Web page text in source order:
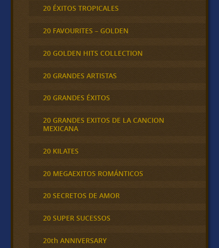
20 ÉXITOS TROPICALES
20 FAVOURITES – GOLDEN
20 GOLDEN HITS COLLECTION
20 GRANDES ARTISTAS
20 GRANDES ÉXITOS
20 GRANDES EXITOS DE LA CANCION
MEXICANA
20 KILATES
20 MEGAEXITOS ROMÁNTICOS
20 SECRETOS DE AMOR
20 SUPER SUCESSOS
20th ANNIVERSARY